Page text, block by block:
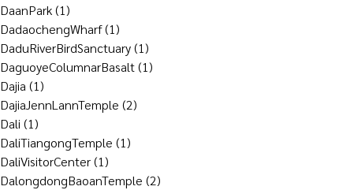
DaanPark(1)
DadaochengWharf(1)
DaduRiverBirdSanctuary(1)
DaguoyeColumnarBasalt(1)
Dajia (1)
DajiaJennLannTemple (2)
Dali (1)
DaliTiangongTemple (1)
DaliVisitorCenter(1)
DalongdongBaoanTemple (2)